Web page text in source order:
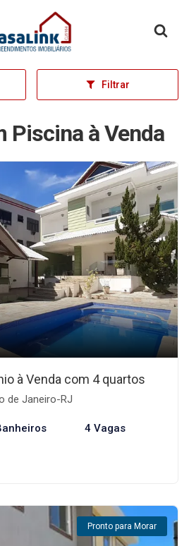
inicial
Filtrar
Piscina à Venda
à Venda com 4 quartos
de Janeiro-RJ
4 Vagas
Pronto para Morar